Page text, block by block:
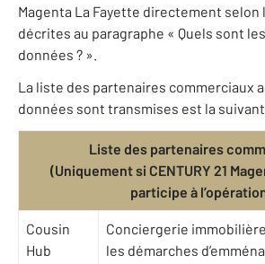
Magenta La Fayette directement selon
décrites au paragraphe « Quels sont
données ? ».
La liste des partenaires commerciaux
données sont transmises est la
Liste des partenaires
(Uniquement si CENTURY 21
participe à
Cousin
Hub
Conciergerie
les démarches